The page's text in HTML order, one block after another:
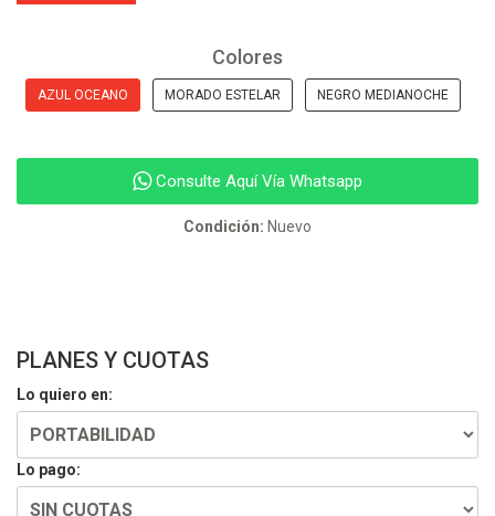
Colores
AZUL OCEANO MORADO ESTELAR NEGRO MEDIANOCHE
Consulte Aquí Vía Whatsapp
Condición: Nuevo
PLANES Y CUOTAS
Lo quiero en:
Lo pago: